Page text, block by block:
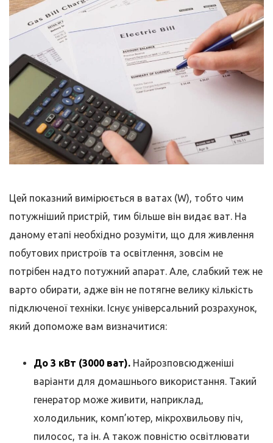
Цей показний вимірюється в ватах (W), тобто чим
потужніший пристрій, тим більше він видає ват. На
даному етапі необхідно розуміти, що для живлення
побутових пристроїв та освітлення, зовсім не
потрібен надто потужний апарат. Але, слабкий теж не
варто обирати, адже він не потягне велику кількість
підключеної техніки. Існує універсальний розрахунок,
який допоможе вам визначитися:
До 3 кВт (3000 ват). Найрозповсюдженіші
варіанти для домашнього використання. Такий
генератор може живити, наприклад,
холодильник, комп’ютер, мікрохвильову піч,
пилосос, та ін. А також повністю освітлювати